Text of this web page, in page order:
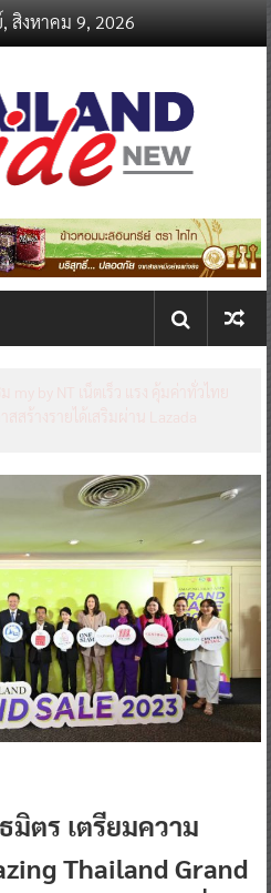
สิงหาคม 9, 2026
กลางอาเซียน
ตร เตรียมความ